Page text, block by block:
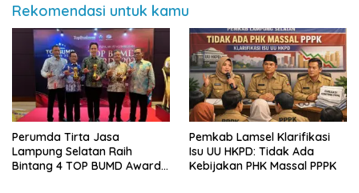
Rekomendasi untuk kamu
Perumda Tirta Jasa
Lampung Selatan Raih
Bintang 4 TOP BUMD Awards
Pemkab Lamsel Klarifikasi
Isu UU HKPD: Tidak Ada
Kebijakan PHK Massal PPPK